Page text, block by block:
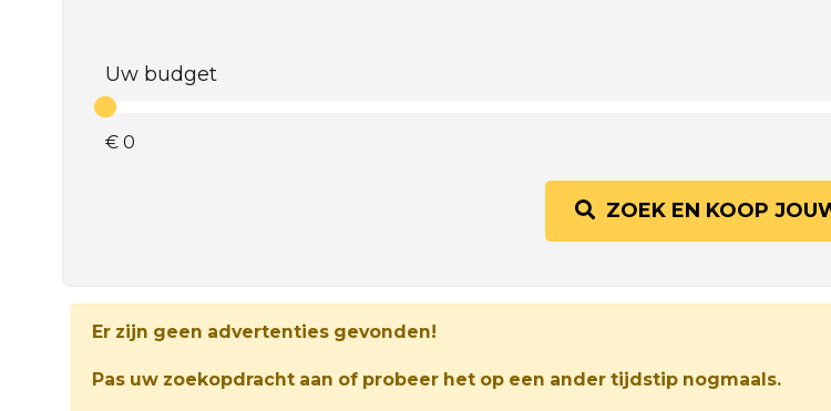
Uw budget
€ 0
ZOEK EN KOOP
Er zijn geen advertenties gevonden!
Pas uw zoekopdracht aan of probeer het op een ander tijdstip nogmaals.